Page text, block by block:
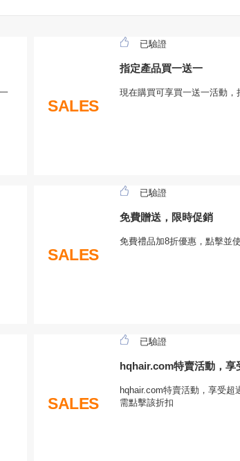
SALES
已驗證
指定產品買一送一
現在購買可享買一送一活動
SALES
已驗證
免費贈送，限時促銷
免費禮品加8折優惠，點擊並
SALES
已驗證
hqhair.com特賣活動，享
hqhair.com特賣活動，享受超
需點擊該折扣